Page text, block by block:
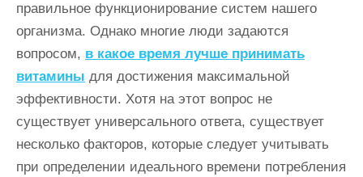
правильное функционирование систем нашего
организма. Однако многие люди задаются
вопросом, в какое время лучше принимать
витамины для достижения максимальной
эффективности. Хотя на этот вопрос не
существует универсального ответа, существует
несколько факторов, которые следует учитывать
при определении идеального времени потребления